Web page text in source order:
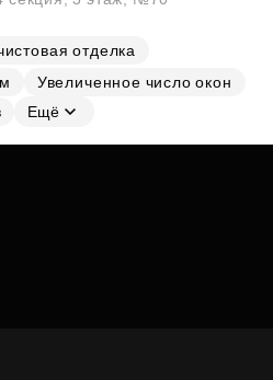
отделка
Увеличенное число окон
Ещё